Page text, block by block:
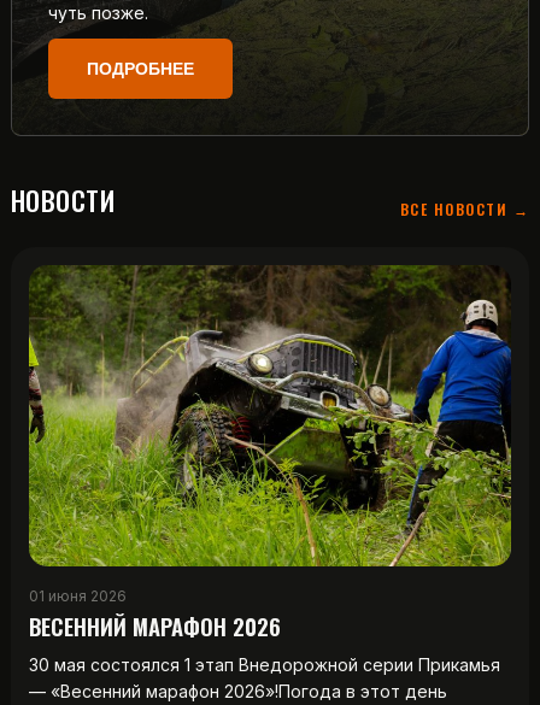
чуть позже.
ПОДРОБНЕЕ
НОВОСТИ ВСЕ НОВОСТИ →
01 июня 2026
ВЕСЕННИЙ МАРАФОН 2026
30 мая состоялся 1 этап Внедорожной серии Прикамья
— «Весенний марафон 2026»!Погода в этот день